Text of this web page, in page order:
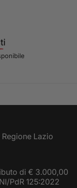
Regione Lazio
di € 3.000,00
PdR 125:2022